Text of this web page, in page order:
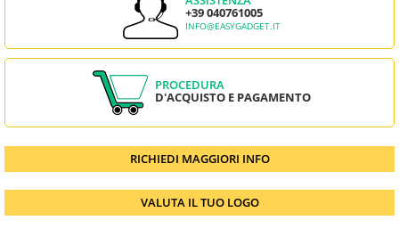
+39 040761005
INFO@EASYGADGET.IT
PROCEDURA
D'ACQUISTO E PAGAMENTO
RICHIEDI MAGGIORI INFO
VALUTA IL TUO LOGO